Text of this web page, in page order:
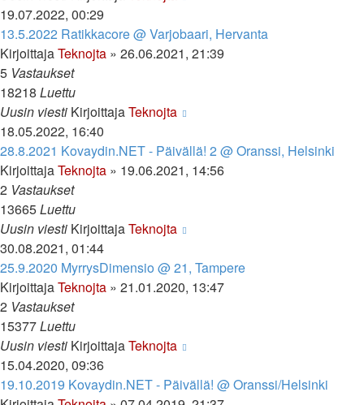
19.07.2022, 00:29
13.5.2022 Ratikkacore @ Varjobaari, Hervanta
KirjoittajaTeknojta » 26.06.2021, 21:39
5 Vastaukset
18218 Luettu
Uusin viesti KirjoittajaTeknojta
18.05.2022, 16:40
28.8.2021 Kovaydin.NET - Päivällä! 2 @ Oranssi, Helsinki
KirjoittajaTeknojta » 19.06.2021, 14:56
2 Vastaukset
13665Luettu
Uusin viesti KirjoittajaTeknojta
30.08.2021, 01:44
25.9.2020 MyrrysDimensio @ 21, Tampere
KirjoittajaTeknojta » 21.01.2020, 13:47
2 Vastaukset
15377Luettu
Uusin viesti KirjoittajaTeknojta
15.04.2020, 09:36
19.10.2019 Kovaydin.NET - Päivällä! @ Oranssi/Helsinki